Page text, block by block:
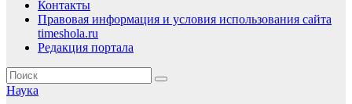
Контакты
Правовая информация и условия использования сайта
timeshola.ru
Редакция портала
Наука